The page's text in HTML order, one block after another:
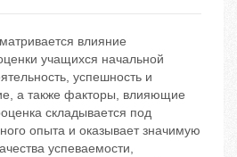
влияние
учащихся начальной
успешность и
а также факторы, влияющие
складывается под
опыта и оказывает значимую
успеваемости,